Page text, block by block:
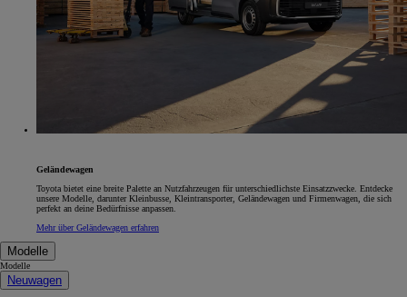
Geländewagen
Toyota bietet eine breite Palette an Nutzfahrzeugen für unterschiedlichste Einsatzzwecke. Entdecke
unsere Modelle, darunter Kleinbusse, Kleintransporter, Geländewagen und Firmenwagen, die sich
perfekt an deine Bedürfnisse anpassen.
Mehr über Geländewagen erfahren
Modelle
Modelle
Neuwagen